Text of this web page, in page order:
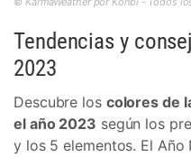
Tendencias y
2023
Descubre los colores de
el año 2023 según los
y los 5 elementos. El